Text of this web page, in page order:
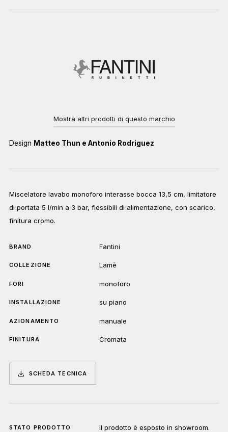
Design Matteo Thun e Antonio Rodriguez
Mostra altri prodotti di questo marchio
Miscelatore lavabo monoforo interasse bocca 13,5 cm, limitatore
di portata 5 l/min a 3 bar, flessibili di alimentazione, con scarico,
finitura cromo.
BRAND Fantini
COLLEZIONE Lamè
FORI monoforo
INSTALLAZIONE su piano
AZIONAMENTO manuale
FINITURA Cromata
SCHEDA TECNICA
STATO PRODOTTO Il prodotto è esposto in showroom.